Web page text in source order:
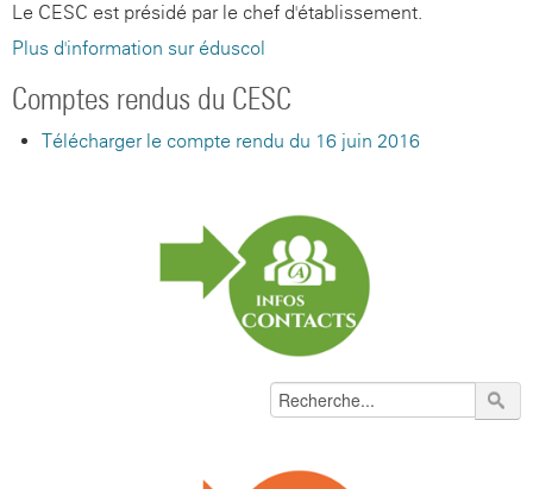
Le CESC est présidé par le chef d'établissement.
Plus d'information sur éduscol
Comptes rendus du CESC
Télécharger le compte rendu du 16 juin 2016